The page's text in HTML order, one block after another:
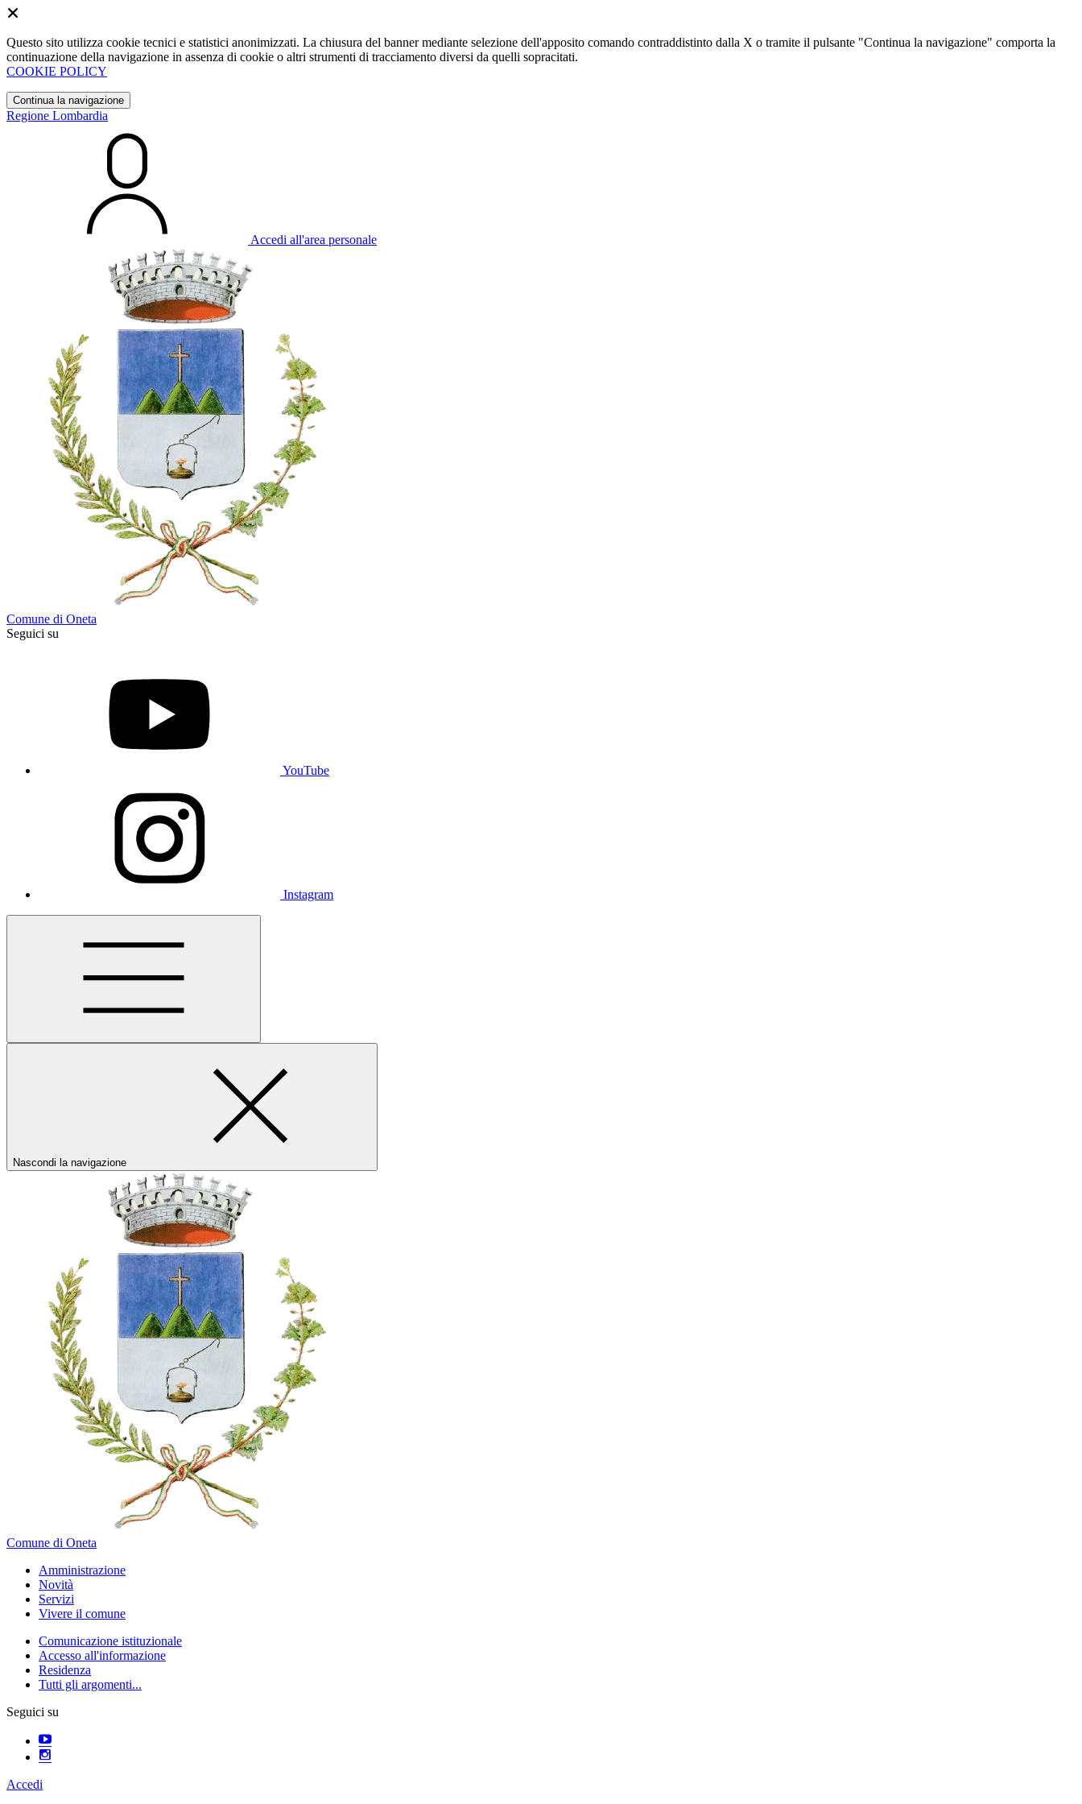
Questo sito utilizza cookie tecnici e statistici anonimizzati. La chiusura del banner mediante selezione dell'apposito comando contraddistinto dalla X o tramite il pulsante "Continua la navigazione" comporta la
continuazione della navigazione in assenza di cookie o altri strumenti di tracciamento diversi da quelli sopracitati.
COOKIE POLICY
Continua la navigazione
Regione Lombardia
Accedi all'area personale
Comune di Oneta
Seguici su
YouTube
Instagram
Nascondi la navigazione
Comune di Oneta
Amministrazione
Novità
Servizi
Vivere il comune
Comunicazione istituzionale
Accesso all'informazione
Residenza
Tutti gli argomenti...
Seguici su
Accedi